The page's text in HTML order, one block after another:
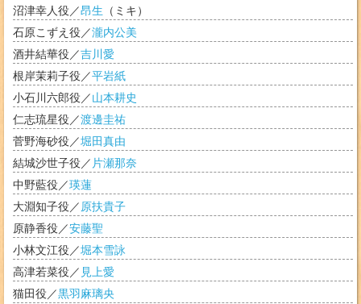
沼津幸人役／昂生 （ ミキ）
石原こずえ 役／瀧内公美
酒井結華役／吉川愛
根岸茉莉子役／平岩紙
小石川六郎役／山本耕史
仁志琉星役／渡邊圭祐
菅野海砂役／堀田真由
結城沙世子役／ 片瀬那奈
中野藍役／瑛蓮
大淵知子役／ 原扶貴子
原静香役／安藤聖
小林文江役／堀本雪詠
高津若菜役／ 見上愛
猫田役／黒羽麻璃央